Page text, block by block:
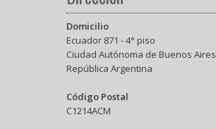
Domicilio
Ecuador 871 - 4° piso
Ciudad Autónoma de Buenos Aires
República Argentina
Código Postal
C1214ACM